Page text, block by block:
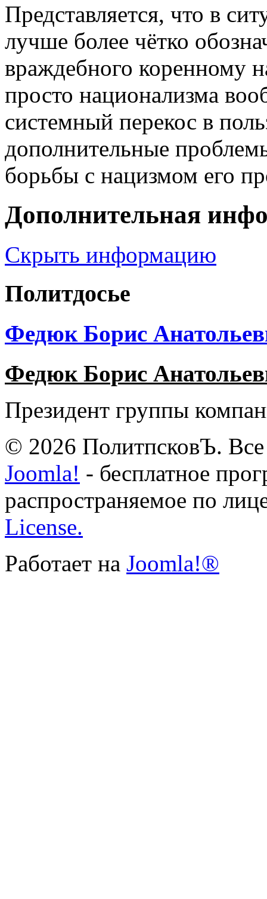
Представляется, что в
лучше более чётко
враждебного коренному
просто национализма
системный перекос в
дополнительные
борьбы с нацизмом его
Дополнительная
Скрыть информацию
Политдосье
Федюк Борис
Федюк Борис
Президент группы
© 2026 ПолитпсковЪ.
Joomla! - бесплатное
распространяемое по
License.
Работает на Joomla!®